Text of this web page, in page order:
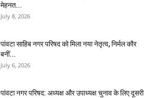
मेहनत...
July 8, 2026
पांवटा साहिब नगर परिषद को मिला नया नेतृत्व, निर्मल कौर
बनीं...
July 6, 2026
पांवटा नगर परिषद: अध्यक्ष और उपाध्यक्ष चुनाव के लिए दूसरी